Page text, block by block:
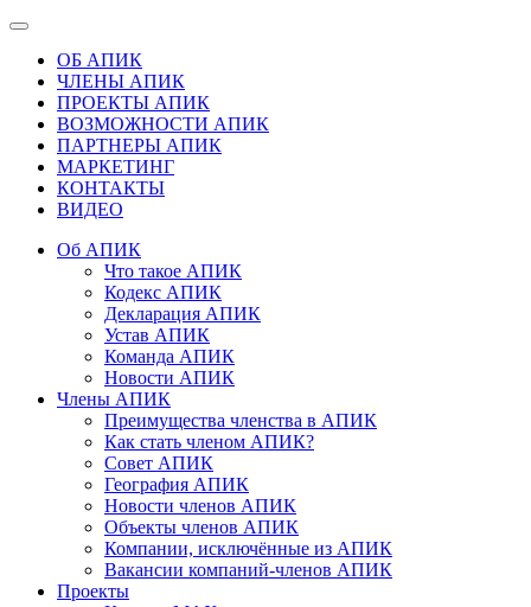
ОБ АПИК
ЧЛЕНЫ АПИК
ПРОЕКТЫ АПИК
ВОЗМОЖНОСТИ АПИК
ПАРТНЕРЫ АПИК
МАРКЕТИНГ
КОНТАКТЫ
ВИДЕО
Об АПИК
Что такое АПИК
Кодекс АПИК
Декларация АПИК
Устав АПИК
Команда АПИК
Новости АПИК
Члены АПИК
Преимущества членства в АПИК
Как стать членом АПИК?
Совет АПИК
География АПИК
Новости членов АПИК
Объекты членов АПИК
Компании, исключённые из АПИК
Вакансии компаний-членов АПИК
Проекты